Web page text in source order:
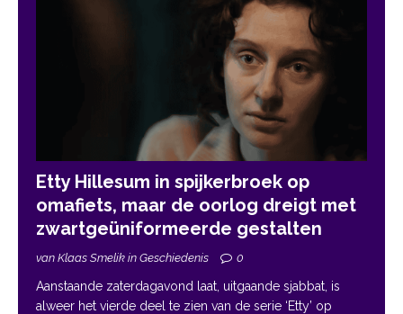
Etty Hillesum in spijkerbroek op
omafiets, maar de oorlog dreigt met
zwartgeüniformeerde gestalten
van Klaas Smelik in Geschiedenis 0
Aanstaande zaterdagavond laat, uitgaande sjabbat, is
alweer het vierde deel te zien van de serie ‘Etty’ op